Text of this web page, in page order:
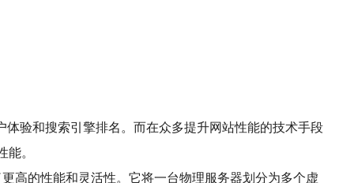
验和搜索引擎排名。而在众多提升网站性能的技术手段
。
高的性能和灵活性。它将一台物理服务器划分为多个虚